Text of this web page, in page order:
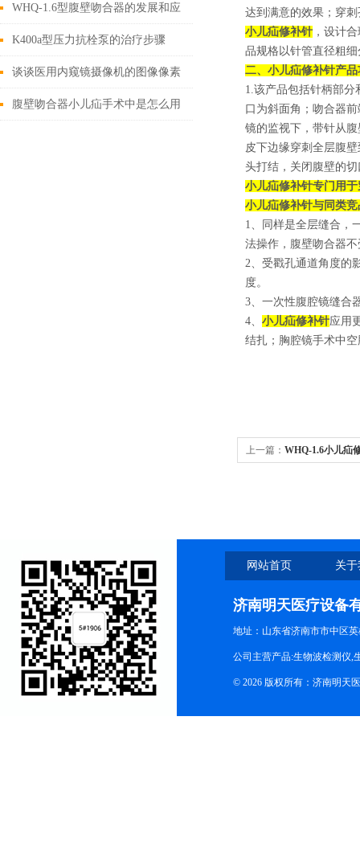
理与构成
WHQ-1.6型腹壁吻合器的发展和应
用为外科手术领域带来了新的可能
性
K400a型压力抗栓泵的治疗步骤
谈谈医用内窥镜摄像机的图像像素
腹壁吻合器小儿疝手术中是怎么用
达到满意的效果；穿
小儿疝修补针 ，设计
品规格以针管直径粗
二、 小儿疝修补针产
1.该产品包括针柄部
口为斜面角；吻合器
镜的监视下，带针从
皮下边缘穿刺全层腹
头打结，关闭腹壁的切
小儿疝修补针专门用
小儿疝修补针与同类
1、同样是全层缝合，
法操作，腹壁吻合器
2、受戳孔通道角度的
度。
3、一次性腹腔镜缝合
4、 小儿疝修补针应用
结扎；胸腔镜手术中
上一篇： WHQ-1.6小儿疝
网站首页 关
济南明天医疗设备
地址：山东省济南市市中区
公司主营产品:生物波检测仪,
© 2026 版权所有：济南明天